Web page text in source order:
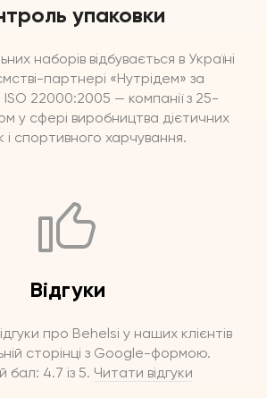
упаковки
наборів відбувається в Україні
партнері «Нутрідем» за
22000:2005 — компанії з 25-
у сфері виробництва дієтичних
і спортивного харчування.
Відгуки
про Behelsi у наших клієнтів
сторінці з Google-формою.
бал: 4.7 із 5. Читати відгуки